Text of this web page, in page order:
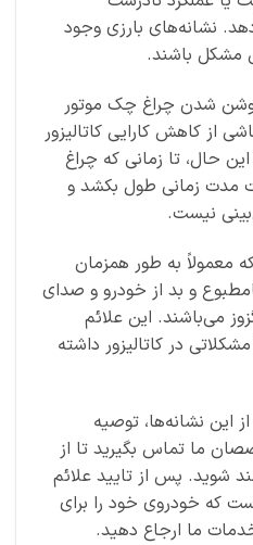
نشانه‌های بارزی وجود
مشکل باشند.
شدن چراغ چک موتور
از کاهش کارایی کاتالیزور
حال، تا زمانی که چراغ
زمانی طول بکشد و
نیست.
دیگر که معمولاً به طور همزمان
و بد از خودرو و صدای
می‌باشند. این علائم
در کاتالیزور داشته
این نشانه‌ها، توصیه
ما تماس بگیرید تا از
شوید. پس از تایید علائم
که خودروی خود را برای
ما ارجاع دهید.